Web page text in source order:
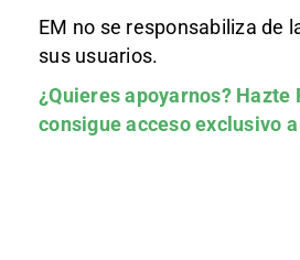
EM no se responsabiliza de
sus usuarios.
¿Quieres apoyarnos? Hazte
consigue acceso exclusivo